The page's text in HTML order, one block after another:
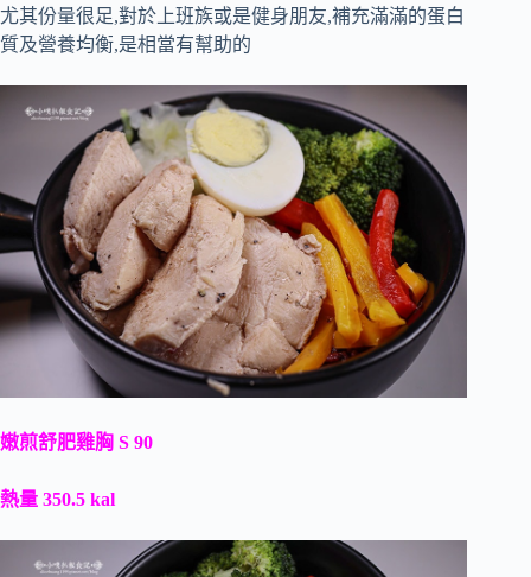
尤其份量很足,對於上班族或是健身朋友,補充滿滿的蛋白
質及營養均衡,是相當有幫助的
嫩煎舒肥雞胸 S 90
熱量 350.5 kal